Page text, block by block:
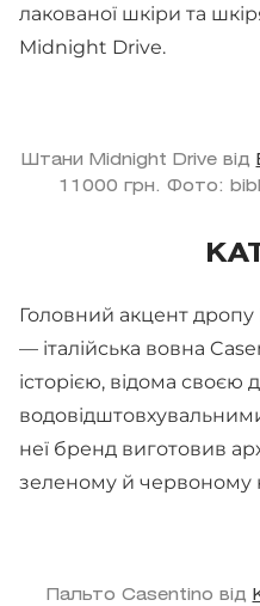
лакованої шкіри та
Midnight Drive.
Штани Midnight Drive від
11000 грн. Фото:
Головний акцент
— італійська вовна
історією, відома своєю
неї бренд виготовив
зеленому й червоному
Пальто Casentino від